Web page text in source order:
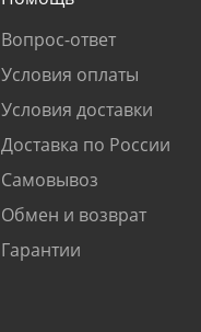
Вопрос-ответ
Условия оплаты
Условия доставки
Доставка по России
Самовывоз
Обмен и возврат
Гарантии